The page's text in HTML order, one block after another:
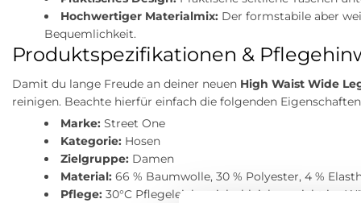
Hochwertiger Materialmix: Der formstabile aber
Bequemlichkeit.
Produktspezifikationen &
Damit du lange Freude an deiner neuen High Waist Wide
reinigen. Beachte hierfür einfach die folgenden
Marke: Street One
Kategorie: Hosen
Zielgruppe: Damen
Material: 66 % Baumwolle, 30 % Polyester, 4 %
Pflege: 30°C Pflegeleicht, nicht bleichen, nicht im